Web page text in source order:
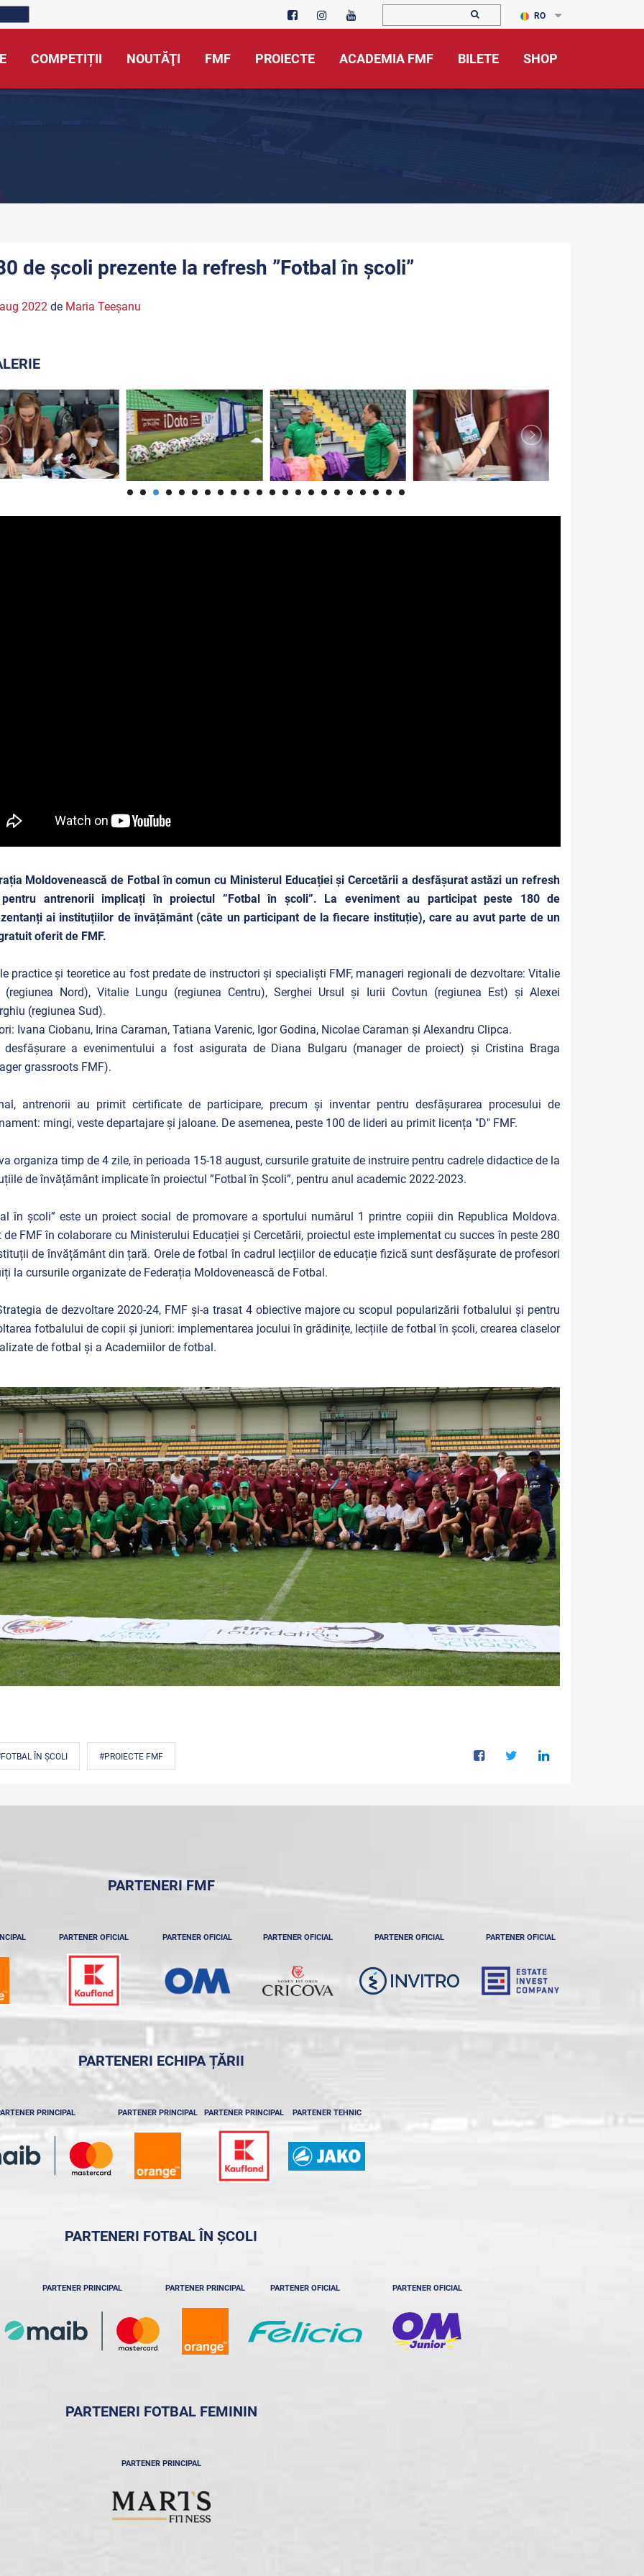
RO
COMPETIȚII NOUTĂŢI FMF PROIECTE ACADEMIA FMF BILETE SHOP
de școli prezente la refresh ”Fotbal în școli”
2022de Maria Teeşanu
Moldovenească de Fotbal în comun cu Ministerul Educației și Cercetării a desfășurat astăzi un refresh
antrenorii implicați în proiectul ”Fotbal în școli”. La eveniment au participat peste 180 de
ai instituțiilor de învățământ (câte un participant de la fiecare instituție), care au avut parte de un
oferit de FMF.
practice și teoretice au fost predate de instructori și specialiști FMF, manageri regionali de dezvoltare: Vitalie
(regiunea Nord), Vitalie Lungu (regiunea Centru), Serghei Ursul și Iurii Covtun (regiunea Est) și Alexei
(regiunea Sud).
Ivana Ciobanu, Irina Caraman, Tatiana Varenic, Igor Godina, Nicolae Caraman și Alexandru Clipca.
desfășurare a evenimentului a fost asigurata de Diana Bulgaru (manager de proiect) și Cristina Braga
grassroots FMF).
antrenorii au primit certificate de participare, precum și inventar pentru desfășurarea procesului de
mingi, veste departajare și jaloane. De asemenea, peste 100 de lideri au primit licența "D" FMF.
organiza timp de 4 zile, în perioada 15-18 august, cursurile gratuite de instruire pentru cadrele didactice de la
de învățământ implicate în proiectul ”Fotbal în Școli”, pentru anul academic 2022-2023.
în școli” este un proiect social de promovare a sportului numărul 1 printre copiii din Republica Moldova.
FMF în colaborare cu Ministerului Educației și Cercetării, proiectul este implementat cu succes în peste 280
de învățământ din țară. Orele de fotbal în cadrul lecțiilor de educație fizică sunt desfășurate de profesori
la cursurile organizate de Federația Moldovenească de Fotbal.
de dezvoltare 2020-24, FMF și-a trasat 4 obiective majore cu scopul popularizării fotbalului și pentru
fotbalului de copii și juniori: implementarea jocului în grădinițe, lecțiile de fotbal în școli, crearea claselor
de fotbal și a Academiilor de fotbal.
ÎN ȘCOLI #PROIECTE FMF
PARTENERI FMF
PARTENER OFICIAL PARTENER OFICIAL PARTENER OFICIAL PARTENER OFICIAL PARTENER OFICIAL
PARTENERI ECHIPA ȚĂRII
PRINCIPAL PARTENER PRINCIPAL PARTENER PRINCIPAL PARTENER TEHNIC
PARTENERI FOTBAL ÎN ȘCOLI
PARTENER PRINCIPAL PARTENER PRINCIPAL PARTENER OFICIAL PARTENER OFICIAL
PARTENERI FOTBAL FEMININ
PARTENER PRINCIPAL